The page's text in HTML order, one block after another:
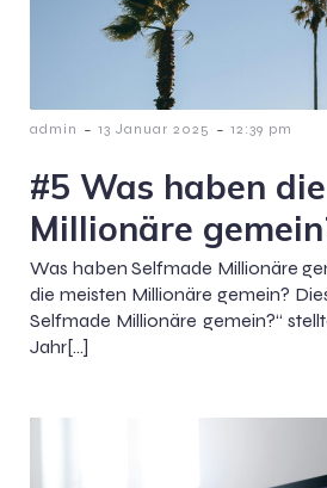
admin - 13 Januar 2025 - 12:39 pm
#5 Was haben
Millionäre
Was haben Selfmade Millionäre
die meisten Millionäre gemein?
Selfmade Millionäre gemein?“
Jahr[…]